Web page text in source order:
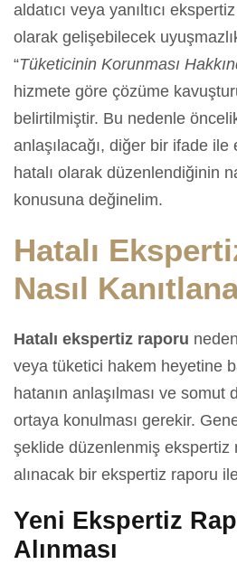
aldatıcı veya yanıltıcı
olarak gelişebilecek
“Tüketicinin Korunması
hizmete göre çözüme
belirtilmiştir. Bu nedenle
anlaşılacağı, diğer bir ifade
hatalı olarak düzenlendiğinin
konusuna değinelim.
Hatalı
Nasıl
Hatalı ekspertiz raporu
veya tüketici hakem heyetine
hatanın anlaşılması ve somut
ortaya konulması gerekir.
şeklide düzenlenmiş ekspertiz
alınacak bir ekspertiz raporu
Yeni Ekspertiz
Alınması